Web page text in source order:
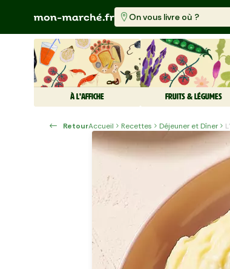
On vous livre où ?
À L'AFFICHE FRUITS & LÉGUMES
RetourAccueil Recettes Déjeuner et Dîner